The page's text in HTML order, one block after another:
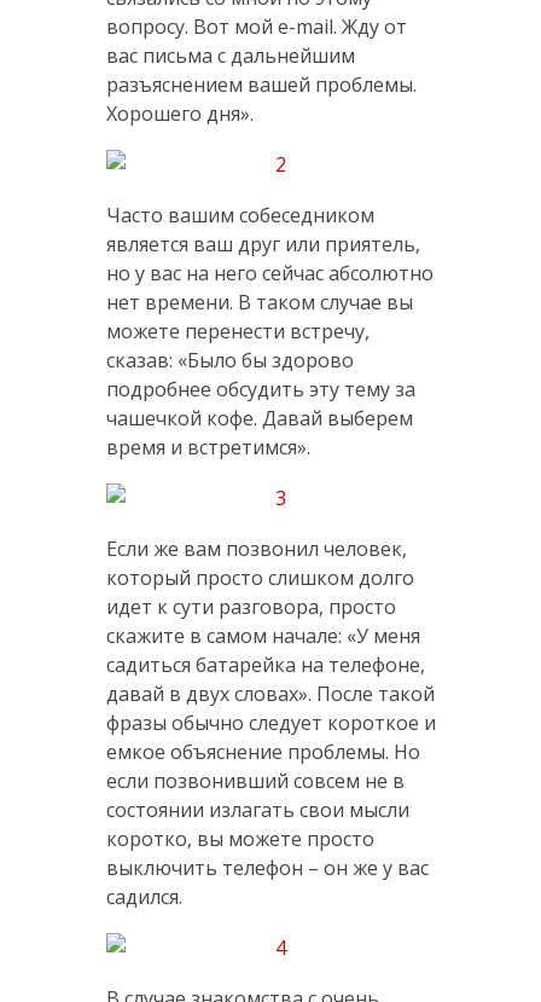
вопросу. Вот мой e-mail. Жду от
вас письма с дальнейшим
разъяснением вашей проблемы.
Хорошего дня».
Часто вашим собеседником
является ваш друг или приятель,
но у вас на него сейчас абсолютно
нет времени. В таком случае вы
можете перенести встречу,
сказав: «Было бы здорово
подробнее обсудить эту тему за
чашечкой кофе. Давай выберем
время и встретимся».
Если же вам позвонил человек,
который просто слишком долго
идет к сути разговора, просто
скажите в самом начале: «У меня
садиться батарейка на телефоне,
давай в двух словах». После такой
фразы обычно следует короткое и
емкое объяснение проблемы. Но
если позвонивший совсем не в
состоянии излагать свои мысли
коротко, вы можете просто
выключить телефон – он же у вас
садился.